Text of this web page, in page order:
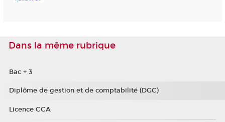
Dans la même rubrique
Bac + 3
Diplôme de gestion et de comptabilité (DGC)
Licence CCA